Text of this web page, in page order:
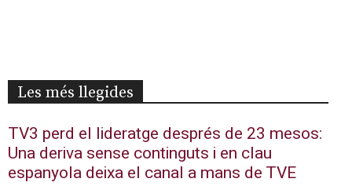
Les més llegides
TV3 perd el lideratge després de 23 mesos:
Una deriva sense continguts i en clau
espanyola deixa el canal a mans de TVE